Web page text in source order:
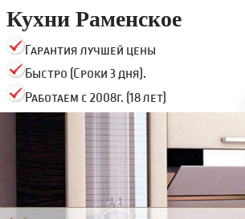
Кухни Раменское
Гарантия лучшей цены
Быстро (Сроки 3 дня).
Работаем с 2008г. (18 лет)